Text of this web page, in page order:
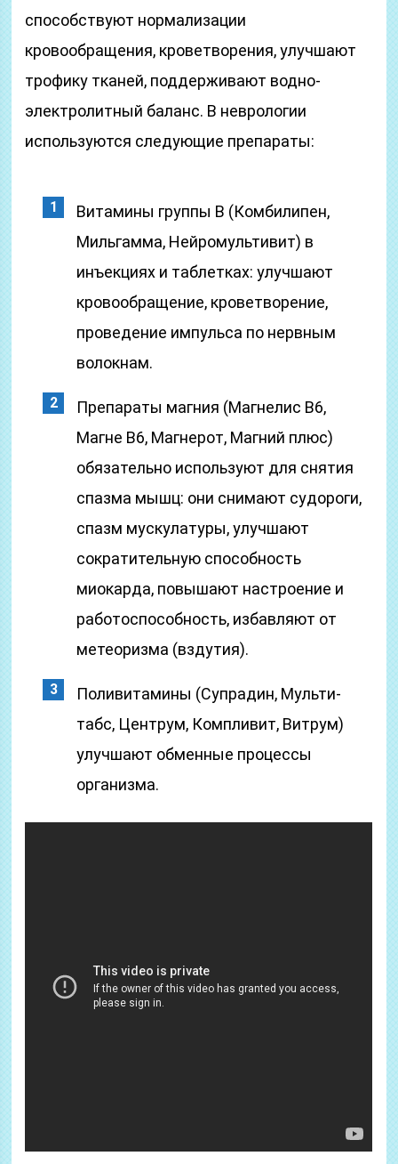
способствуют нормализации
кровообращения, кроветворения, улучшают
трофику тканей, поддерживают водно-
электролитный баланс. В неврологии
используются следующие препараты:
Витамины группы B (Комбилипен,
Мильгамма, Нейромультивит) в
инъекциях и таблетках: улучшают
кровообращение, кроветворение,
проведение импульса по нервным
волокнам.
Препараты магния (Магнелис В6,
Магне B6, Магнерот, Магний плюс)
обязательно используют для снятия
спазма мышц: они снимают судороги,
спазм мускулатуры, улучшают
сократительную способность
миокарда, повышают настроение и
работоспособность, избавляют от
метеоризма (вздутия).
Поливитамины (Супрадин, Мульти-
табс, Центрум, Компливит, Витрум)
улучшают обменные процессы
организма.